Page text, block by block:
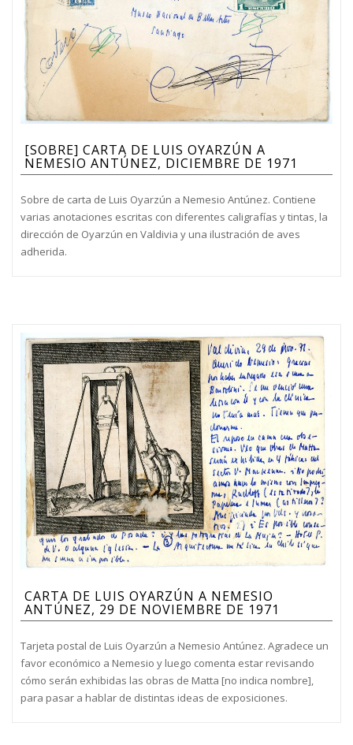
[SOBRE] CARTA DE LUIS OYARZÚN A
NEMESIO ANTÚNEZ, DICIEMBRE DE 1971
Sobre de carta de Luis Oyarzún a Nemesio Antúnez. Contiene
varias anotaciones escritas con diferentes caligrafías y tintas, la
dirección de Oyarzún en Valdivia y una ilustración de aves
adherida.
CARTA DE LUIS OYARZÚN A NEMESIO
ANTÚNEZ, 29 DE NOVIEMBRE DE 1971
Tarjeta postal de Luis Oyarzún a Nemesio Antúnez. Agradece un
favor económico a Nemesio y luego comenta estar revisando
cómo serán exhibidas las obras de Matta [no indica nombre],
para pasar a hablar de distintas ideas de exposiciones.